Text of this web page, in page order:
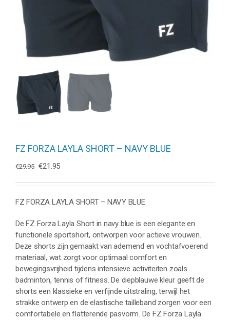
FZ FORZA LAYLA SHORT – NAVY BLUE
€29.95 Oorspronkelijke
was:
€29.95.
€21.95Huidige
is:
€21.95.
FZ FORZA LAYLA SHORT – NAVY BLUE
De FZ Forza Layla Short in navy blue is een elegante en
functionele sportshort, ontworpen voor actieve vrouwen.
Deze shorts zijn gemaakt van ademend en vochtafvoerend
materiaal, wat zorgt voor optimaal comfort en
bewegingsvrijheid tijdens intensieve activiteiten zoals
badminton, tennis of fitness. De diepblauwe kleur geeft de
shorts een klassieke en verfijnde uitstraling, terwijl het
strakke ontwerp en de elastische tailleband zorgen voor een
comfortabele en flatterende pasvorm. De FZ Forza Layla